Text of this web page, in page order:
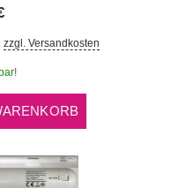
zzgl. Versandkosten